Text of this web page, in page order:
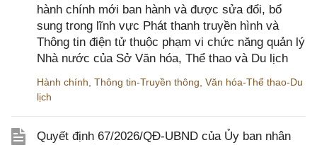
hành chính mới ban hành và được sửa đổi, bổ
sung trong lĩnh vực Phát thanh truyền hình và
Thông tin điện tử thuộc phạm vi chức năng quản lý
Nhà nước của Sở Văn hóa, Thể thao và Du lịch
Hành chính Thông tin-Truyền thông Văn hóa-Thể thao-Du
lịch
Quyết định 67/2026/QĐ-UBND của Ủy ban nhân